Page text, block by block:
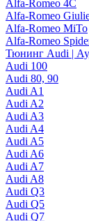
Alfa-Romeo 4C
Alfa-Romeo
Alfa-Romeo MiTo
Alfa-Romeo
Тюнинг Audi |
Audi 100
Audi 80, 90
Audi A1
Audi A2
Audi A3
Audi A4
Audi A5
Audi A6
Audi A7
Audi A8
Audi Q3
Audi Q5
Audi Q7